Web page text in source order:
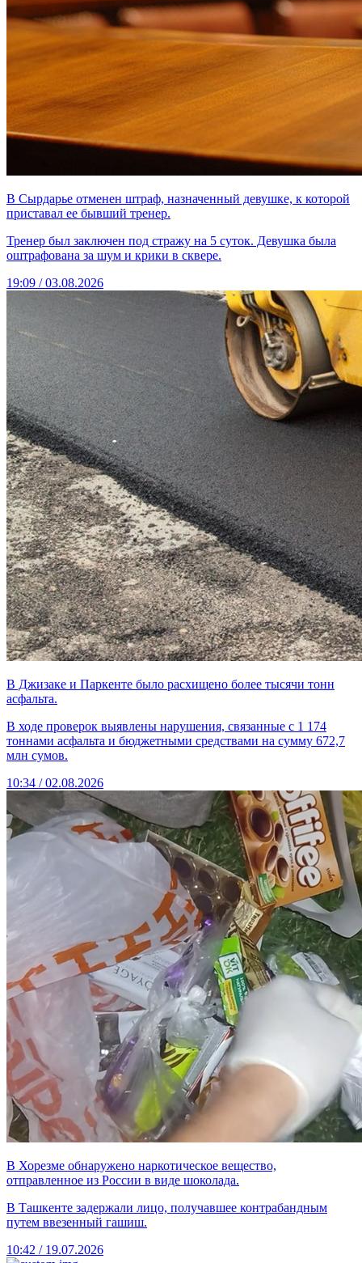
В Сырдарье отменен штраф, назначенный девушке, к которой
приставал ее бывший тренер.
Тренер был заключен под стражу на 5 суток. Девушка была
оштрафована за шум и крики в сквере.
19:09 / 03.08.2026
В Джизаке и Паркенте было расхищено более тысячи тонн
асфальта.
В ходе проверок выявлены нарушения, связанные с 1 174
тоннами асфальта и бюджетными средствами на сумму 672,7
млн сумов.
10:34 / 02.08.2026
В Хорезме обнаружено наркотическое вещество,
отправленное из России в виде шоколада.
В Ташкенте задержали лицо, получавшее контрабандным
путем ввезенный гашиш.
10:42 / 19.07.2026